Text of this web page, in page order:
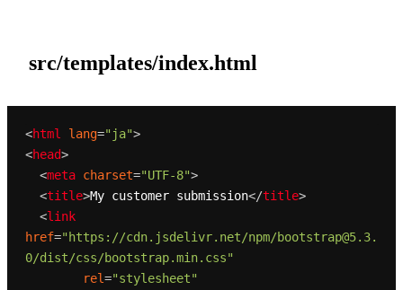
src/templates/index.html
<html lang="ja">
<head>
<meta charset="UTF-8">
<title>My customer submission</title>
<link
href="https://cdn.jsdelivr.net/npm/bootstrap@5.3.
0/dist/css/bootstrap.min.css"
rel="stylesheet"